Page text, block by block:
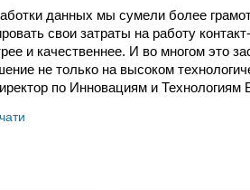
данных мы сумели более
свои затраты на работу
и качественнее. И во многом это
не только на высоком
по Инновациям и